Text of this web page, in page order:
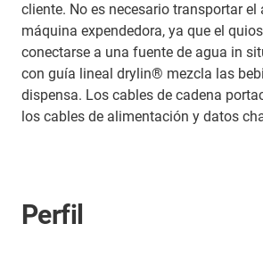
cliente. No es necesario transportar el
máquina expendedora, ya que el
conectarse a una fuente de agua in
con guía lineal drylin® mezcla las
dispensa. Los cables de cadena
los cables de alimentación y datos
Perfil